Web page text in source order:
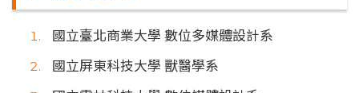
國立臺北商業大學 數位多媒體設計系
國立屏東科技大學 獸醫學系